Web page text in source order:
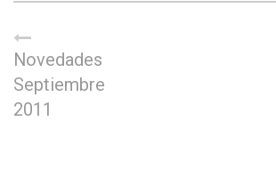
Novedades
Septiembre
2011